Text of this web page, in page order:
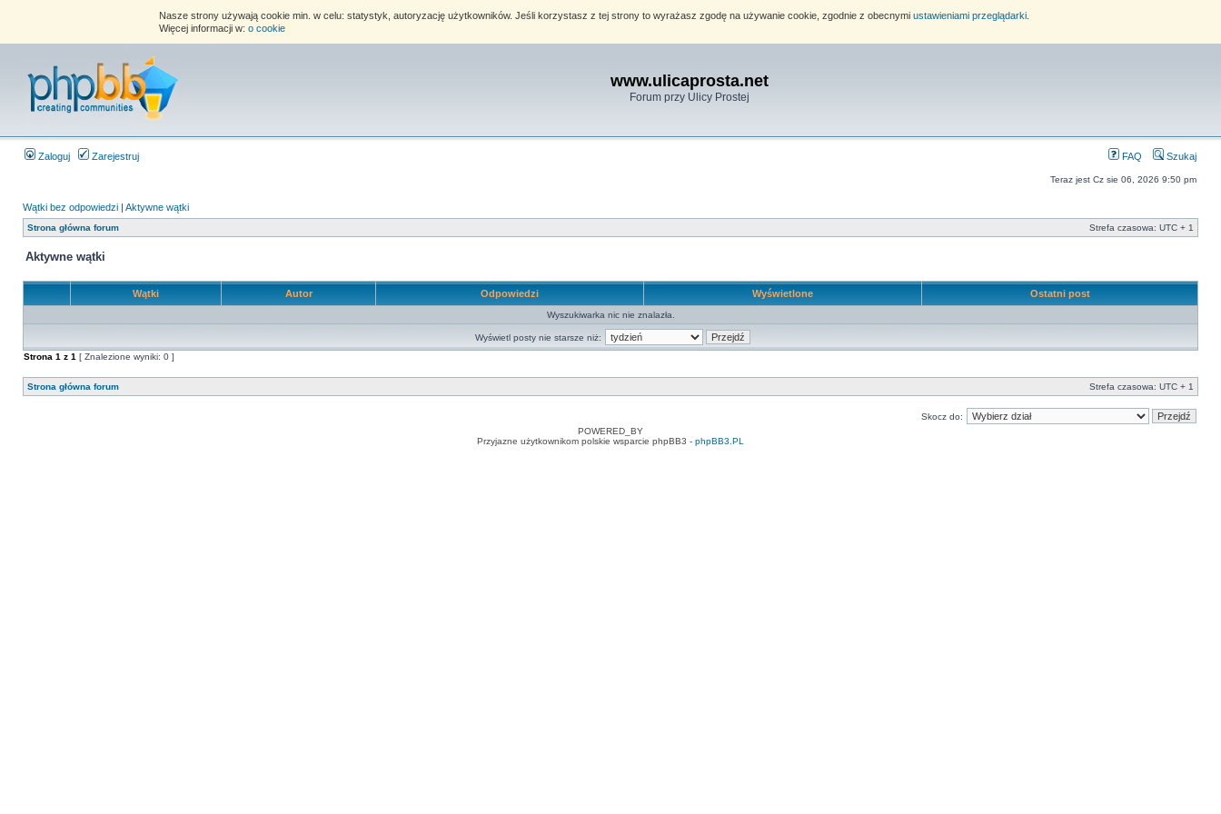
Nasze strony używają cookie min. w celu: statystyk, autoryzację użytkowników. Jeśli korzystasz z tej strony to wyrażasz zgodę na używanie cookie, zgodnie z obecnymi ustawieniami przeglądarki.
Więcej informacji w: o cookie
www.ulicaprosta.net
Forum przy Ulicy Prostej
Zaloguj Zarejestruj FAQ Szukaj
Teraz jest Cz sie 06, 2026 9:50 pm
Wątki bez odpowiedzi | Aktywne wątki
Strona główna forum Strefa czasowa: UTC + 1
Aktywne wątki
Wątki Autor Odpowiedzi Wyświetlone Ostatni post
Wyszukiwarka nic nie znalazła.
Wyświetl posty nie starsze niż:
Strona 1 z 1 [ Znalezione wyniki: 0 ]
Strona główna forum Strefa czasowa: UTC + 1
Skocz do:
POWERED_BY
Przyjazne użytkownikom polskie wsparcie phpBB3 - phpBB3.PL